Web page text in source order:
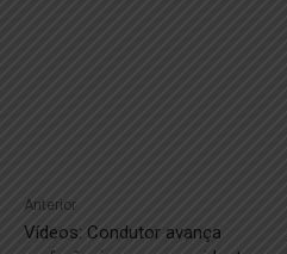
Anterior
Vídeos: Condutor avança